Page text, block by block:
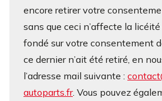
encore retirer votre
sans que ceci n’affecte la
fondé sur votre consentement
ce dernier n’ait été retiré, en
l’adresse mail suivante :
autoparts.fr. Vous pouvez